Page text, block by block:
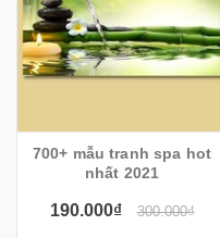
700+ mẫu tranh spa hot
nhất 2021
190.000₫ 300.000₫